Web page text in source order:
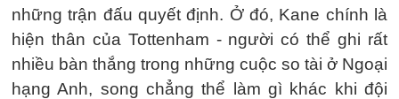
những trận đấu quyết định. Ở đó, Kane chính là
hiện thân của Tottenham - người có thể ghi rất
nhiều bàn thắng trong những cuộc so tài ở Ngoại
hạng Anh, song chẳng thể làm gì khác khi đội